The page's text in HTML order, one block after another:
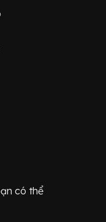
có thể